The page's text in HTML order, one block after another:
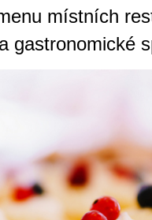
místních
gastronomické